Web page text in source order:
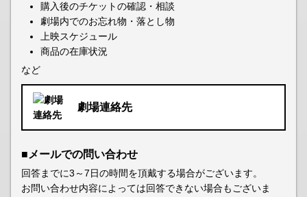
購入後のチケットの確認・相談
劇場内でのお忘れ物・落とし物
上映スケジュール
商品の在庫状況
など
劇場連絡先
■メールでの問い合わせ
回答までに3～7日の時間を頂戴する場合がございます。
お問い合わせ内容によっては回答できない場合もございま